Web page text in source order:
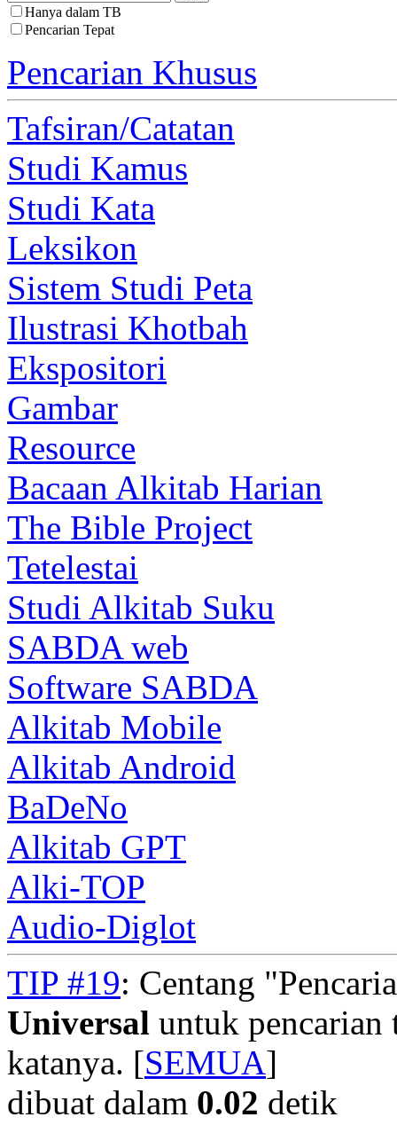
Hanya dalam TB
Pencarian Tepat
Pencarian Khusus
Tafsiran/Catatan
Studi Kamus
Studi Kata
Leksikon
Sistem Studi Peta
Ilustrasi Khotbah
Ekspositori
Gambar
Resource
Bacaan Alkitab Harian
The Bible Project
Tetelestai
Studi Alkitab Suku
SABDA web
Software SABDA
Alkitab Mobile
Alkitab Android
BaDeNo
Alkitab GPT
Alki-TOP
Audio-Diglot
TIP #19: Centang
Universal untuk pencarian
katanya. [SEMUA]
dibuat dalam 0.02 detik